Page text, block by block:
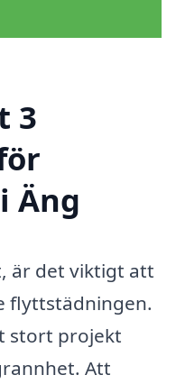
3
Äng
är det viktigt att
flyttstädningen.
stort projekt
Att